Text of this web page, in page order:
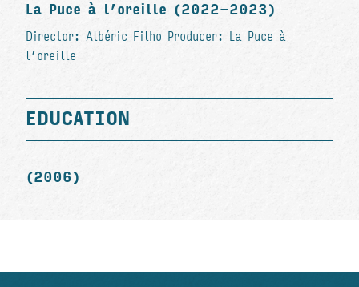
La Puce à l’oreille (2022-2023)
Director: Albéric Filho Producer: La Puce à
l’oreille
EDUCATION
(2006)